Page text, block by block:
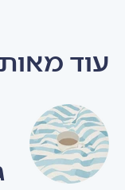
עוד